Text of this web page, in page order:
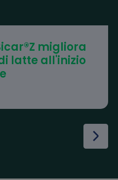
migliora
latte all'inizio